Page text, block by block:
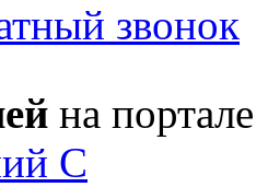
звонок
на портале
С